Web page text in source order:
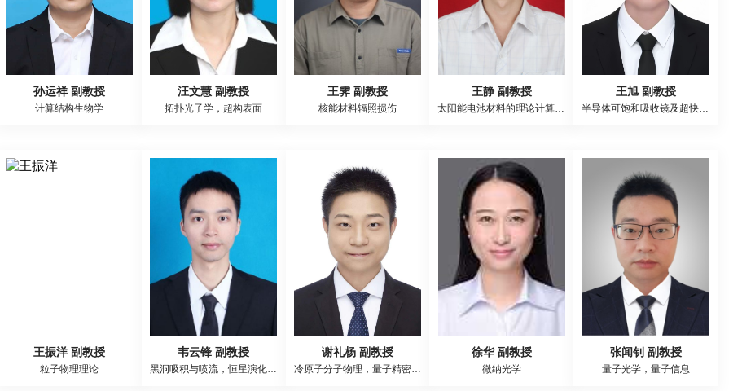
孙运祥 副教授
计算结构生物学
汪文慧 副教授
拓扑光子学，超构表面
王霁 副教授
核能材料辐照损伤
王静 副教授
太阳能电池材料的理论计算与研究
王旭 副教授
半导体可饱和吸收镜及超快激光器的研制、宽禁带半导体的外延生长及光电子器件的研制
王振洋 副教授
粒子物理理论
韦云锋 副教授
黑洞吸积与喷流，恒星演化与爆发，多信使天文学（中微子，引力波）
谢礼杨 副教授
冷原子分子物理，量子精密测量
徐华 副教授
微纳光学
张闻钊 副教授
量子光学，量子信息